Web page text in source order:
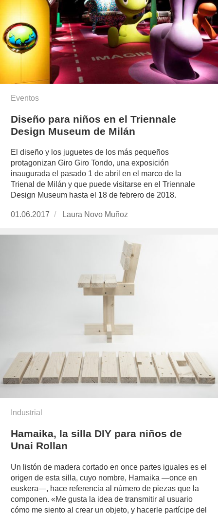
Eventos
Diseño para niños en el Triennale
Design Museum de Milán
El diseño y los juguetes de los más pequeños
protagonizan Giro Giro Tondo, una exposición
inaugurada el pasado 1 de abril en el marco de la
Trienal de Milán y que puede visitarse en el Triennale
Design Museum hasta el 18 de febrero de 2018.
Publicado
01.06.2017
https://www.experimenta.es/author/laura-
Laura Novo Muñoz
Industrial
Hamaika, la silla DIY para niños de
Unai Rollan
Un listón de madera cortado en once partes iguales es el
origen de esta silla, cuyo nombre, Hamaika —once en
euskera—, hace referencia al número de piezas que la
componen. «Me gusta la idea de transmitir al usuario
cómo me siento al crear un objeto, y hacerle partícipe del